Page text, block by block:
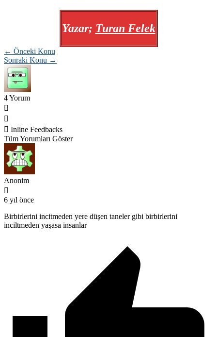
Yazar; Turan Felek
← Önceki Konu
Sonraki Konu →
4Yorum
Inline Feedbacks
Tüm Yorumları Göster
Anonim
6 yıl önce
Birbirlerini incitmeden yere düşen taneler gibi birbirlerini
inciltmeden yaşasa insanlar